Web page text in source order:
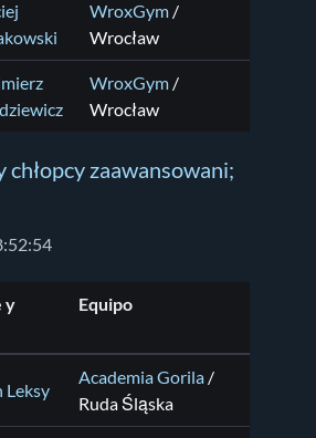
WroxGym /
Wrocław
WroxGym /
Wrocław
chłopcy zaawansowani;
y
Equipo
Leksy
Academia Gorila /
Ruda Śląska